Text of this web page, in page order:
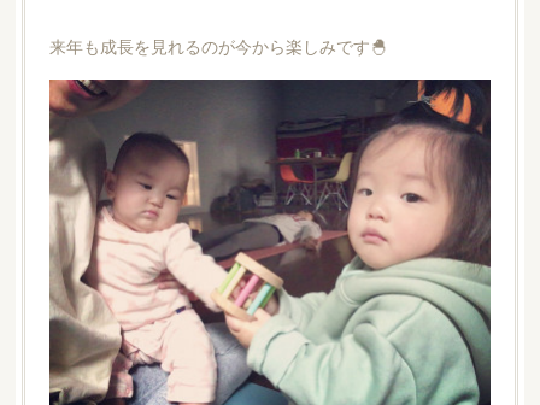
来年も成長を見れるのが今から楽しみです🐣